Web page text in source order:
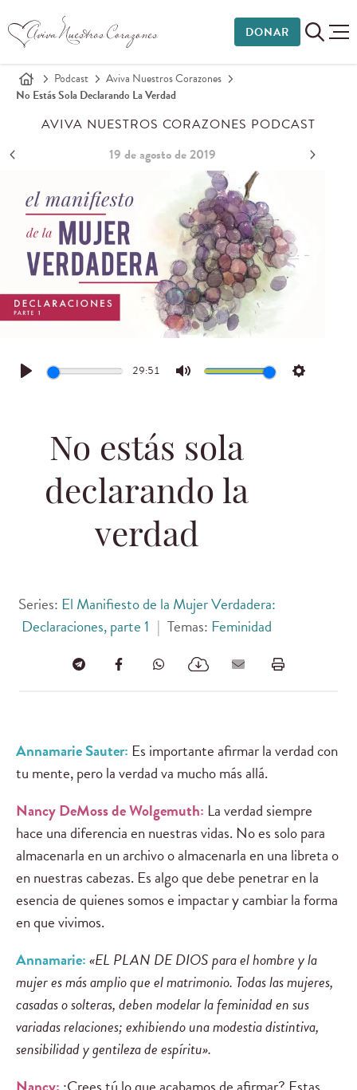
DONAR
Podcast
Aviva Nuestros Corazones
No Estás Sola Declarando La Verdad
AVIVA NUESTROS CORAZONES PODCAST
19 de agosto de 2019
Play
29:51
Mute Settings
No estás sola
declarando la
verdad
Series: El Manifiesto de la Mujer Verdadera:
Declaraciones, parte 1 | Temas: Feminidad
Annamarie Sauter: Es importante afirmar la verdad con
tu mente, pero la verdad va mucho más allá.
Nancy DeMoss de Wolgemuth: La verdad siempre
hace una diferencia en nuestras vidas. No es solo para
almacenarla en un archivo o almacenarla en una libreta o
en nuestras cabezas. Es algo que debe penetrar en la
esencia de quienes somos e impactar y cambiar la forma
en que vivimos.
Annamarie:«EL PLAN DE DIOS para el hombre y la
mujer es más amplio que el matrimonio. Todas las mujeres,
casadas o solteras, deben modelar la feminidad en sus
variadas relaciones; exhibiendo una modestia distintiva,
sensibilidad y gentileza de espíritu».